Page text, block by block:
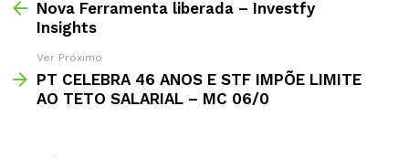
Nova Ferramenta liberada – Investfy
Insights
Ver Próximo
PT CELEBRA 46 ANOS E STF IMPÕE LIMITE
AO TETO SALARIAL – MC 06/0